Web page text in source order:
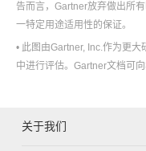
告而言，Gartner放弃做出所
一特定用途适用性的保证。
• 此图由Gartner, Inc.作为更
中进行评估。Gartner文档可向
关于我们